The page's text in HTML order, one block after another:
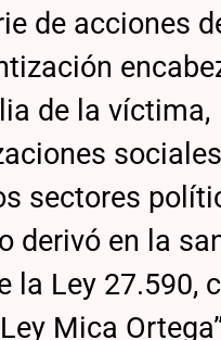
de acciones
de la víctima,
sectores
derivó en la
la Ley 27.590,
Mica